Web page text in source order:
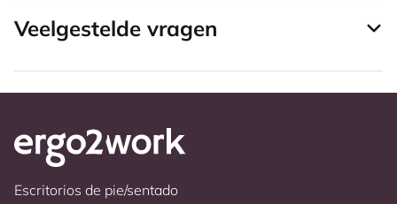
Veelgestelde vragen
Escritorios de pie/sentado